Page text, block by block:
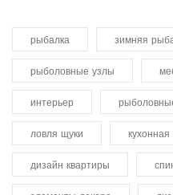
рыбалка зимняя
рыболовные узлы
интерьер
ловля щуки
дизайн квартиры